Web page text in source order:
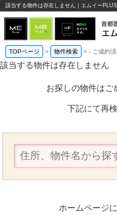
該当する物件は存在しません｜エムイー
TOPページ > 物件検索 >- ご成約
該当する物件は存在しません
お探しの物件はご
下記にて再
ホームページ